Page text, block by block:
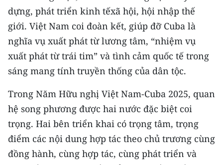
VỀ BÁO NHÂN DÂN
THỜI NAY
NHÂN DÂN CUỐI TUẦN
NHÂN DÂN HẰNG THÁNG
MUA BÁO
ĐỌC BÁO IN
dựng, phát triển kinh tếxã hội, hội nhập thế
giới. Việt Nam coi đoàn kết, giúp đỡ Cuba là
nghĩa vụ xuất phát từ lương tâm, “nhiệm vụ
xuất phát từ trái tim” và tình cảm quốc tế trong
sáng mang tính truyền thống của dân tộc.
Trong Năm Hữu nghị Việt Nam-Cuba 2025, quan
hệ song phương được hai nước đặc biệt coi
trọng. Hai bên triển khai có trọng tâm, trọng
điểm các nội dung hợp tác theo chủ trương cùng
đồng hành, cùng hợp tác, cùng phát triển và